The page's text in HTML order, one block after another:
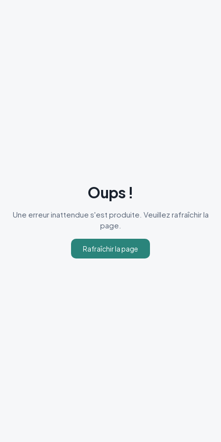
Oups !
Une erreur inattendue s'est produite. Veuillez rafraîchir la
page.
Rafraîchir la page